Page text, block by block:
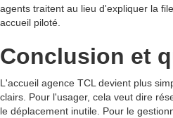
agents traitent au lieu d'expliquer la
accueil piloté.
Conclusion et
L'accueil agence TCL devient plus
clairs. Pour l'usager, cela veut dire
le déplacement inutile. Pour le